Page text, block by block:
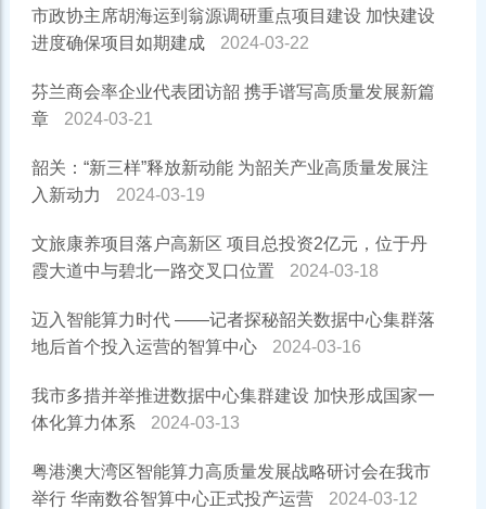
市政协主席胡海运到翁源调研重点项目建设 加快建设
进度确保项目如期建成
2024-03-22
芬兰商会率企业代表团访韶 携手谱写高质量发展新篇
章
2024-03-21
韶关：“新三样”释放新动能 为韶关产业高质量发展注
入新动力
2024-03-19
文旅康养项目落户高新区 项目总投资2亿元，位于丹
霞大道中与碧北一路交叉口位置
2024-03-18
迈入智能算力时代 ——记者探秘韶关数据中心集群落
地后首个投入运营的智算中心
2024-03-16
我市多措并举推进数据中心集群建设 加快形成国家一
体化算力体系
2024-03-13
粤港澳大湾区智能算力高质量发展战略研讨会在我市
举行 华南数谷智算中心正式投产运营
2024-03-12